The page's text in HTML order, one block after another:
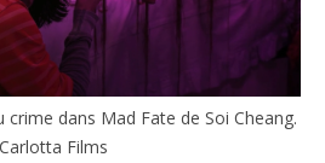
crime dans Mad Fate de Soi Cheang.
Carlotta Films